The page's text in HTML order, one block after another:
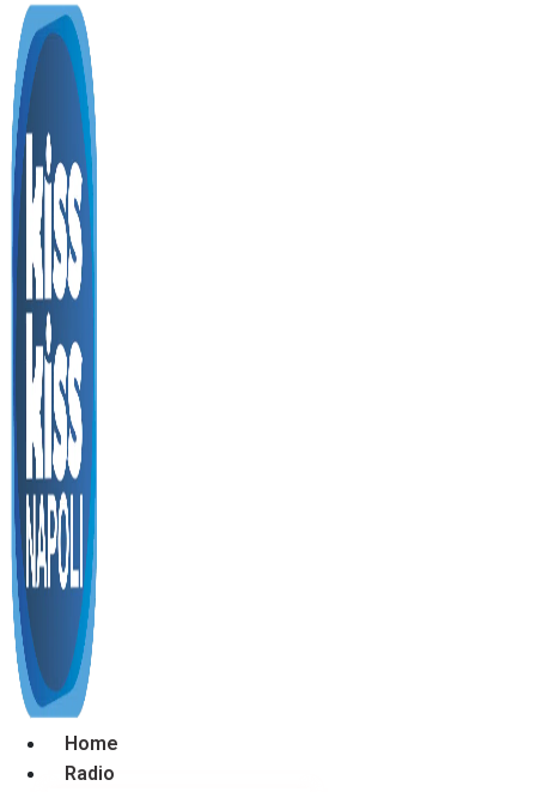
Home
Radio